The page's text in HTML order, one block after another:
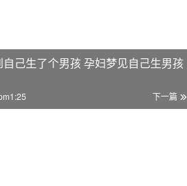
己生了个男孩 孕妇梦见自己生男孩
下一篇